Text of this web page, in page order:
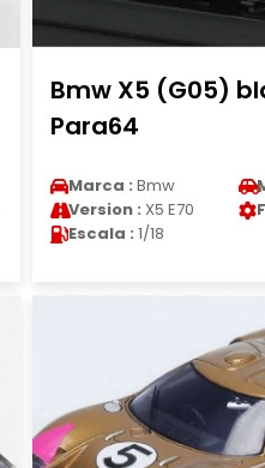
Bmw X5 (G05)
Para64
Marca : Bmw
Version : X5 E70
Escala : 1/18